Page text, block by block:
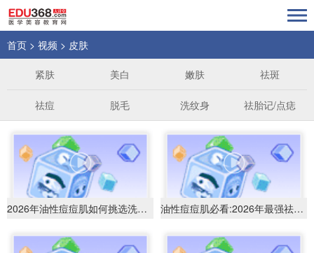
首页 > 视频 > 皮肤
紧肤 美白 嫩肤 祛斑
祛痘 脱毛 洗纹身 祛胎记/点痣
2026年油性痘痘肌如何挑选洗面奶?什么洗面 油性痘痘肌必看:2026年最强祛痘洗面奶排行